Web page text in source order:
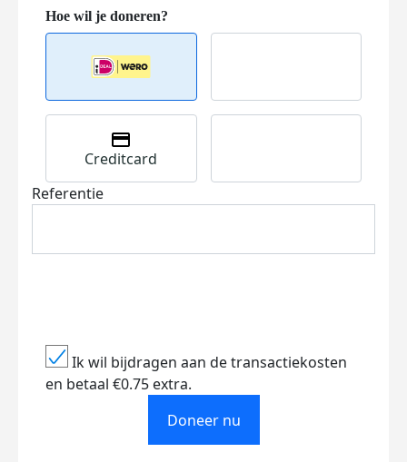
Creditcard
Referentie
Ik wil bijdragen aan de transactiekosten
en betaal €0.75 extra.
Doneer nu